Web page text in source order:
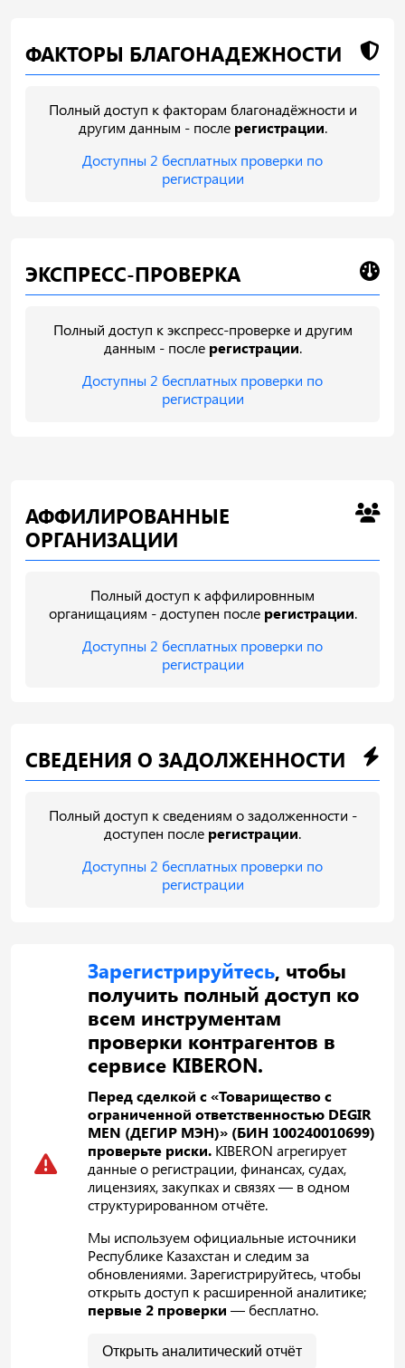
ФАКТОРЫ БЛАГОНАДЕЖНОСТИ
Полный доступ к факторам благонадёжности и
другим данным - после регистрации.
Доступны 2 бесплатных проверки по
регистрации
ЭКСПРЕСС-ПРОВЕРКА
Полный доступ к экспресс-проверке и другим
данным - после регистрации.
Доступны 2 бесплатных проверки по
регистрации
АФФИЛИРОВАННЫЕ
ОРГАНИЗАЦИИ
Полный доступ к аффилировнным
органищациям - доступен после регистрации.
Доступны 2 бесплатных проверки по
регистрации
СВЕДЕНИЯ О ЗАДОЛЖЕННОСТИ
Полный доступ к сведениям о задолженности -
доступен после регистрации.
Доступны 2 бесплатных проверки по
регистрации
Зарегистрируйтесь, чтобы
получить полный доступ ко
всем инструментам
проверки контрагентов в
сервисе KIBERON.
Перед сделкой с «Товарищество с
ограниченной ответственностью DEGIR
MEN (ДЕГИР МЭН)» (БИН 100240010699)
проверьте риски. KIBERON агрегирует
данные о регистрации, финансах, судах,
лицензиях, закупках и связях — в одном
структурированном отчёте.
Мы используем официальные источники
Республике Казахстан и следим за
обновлениями. Зарегистрируйтесь, чтобы
открыть доступ к расширенной аналитике;
первые 2 проверки — бесплатно.
Открыть аналитический отчёт